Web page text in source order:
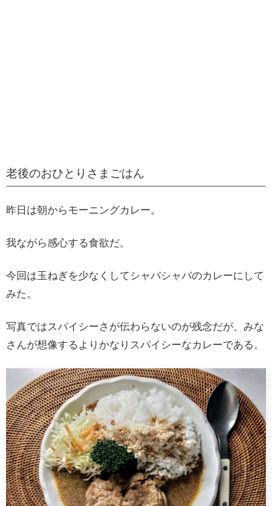
老後のおひとりさまごはん
昨日は朝からモーニングカレー。
我ながら感心する食欲だ。
今回は玉ねぎを少なくしてシャバシャバのカレーにして
みた。
写真ではスパイシーさが伝わらないのが残念だが、みな
さんが想像するよりかなりスパイシーなカレーである。